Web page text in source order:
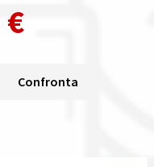
€
Confronta